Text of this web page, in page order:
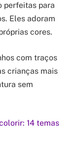
perfeitas para
Eles adoram
cores.
com traços
crianças mais
sem
14 temas